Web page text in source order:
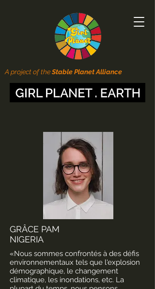
A project of theStable Planet Alliance
GRÂCE PAM
NIGERIA
«Nous sommes confrontés à des défis
environnementaux tels que l'explosion
démographique, le changement
climatique, les inondations, etc. La